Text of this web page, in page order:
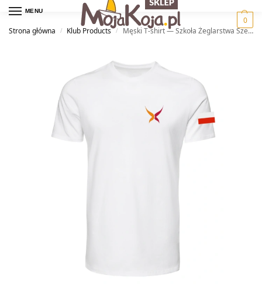
MENU
0
Strona główna
/ Klub Products / Męski T-shirt — Szkoła Żeglarstwa Szekla